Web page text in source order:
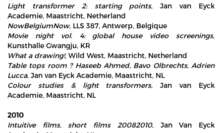
Light transformer 2: starting points, Jan van Eyck
Academie, Maastricht, Netherland
NowBelgiumNow, LLS 387, Antwerp, Belgique
Movie night vol. 4: global house video screenings,
Kunsthalle Gwangju, KR
What a drawing!, Wild West, Maastricht, Netherland
Table tops room ? Haseeb Ahmed, Bavo Olbrechts, Adrien
Lucca, Jan van Eyck Academie, Maastricht, NL
Colour studies & light transformers, Jan van Eyck
Academie, Maastricht, NL
2010
Intuitive films, short films 20082010, Jan Van Eyck